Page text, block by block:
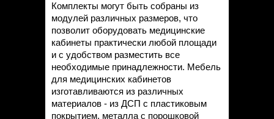
Комплекты могут быть собраны из
модулей различных размеров, что
позволит оборудовать медицинские
кабинеты практически любой площади
и с удобством разместить все
необходимые принадлежности. Мебель
для медицинских кабинетов
изготавливаются из различных
материалов - из ДСП с пластиковым
покрытием, металла с порошковой